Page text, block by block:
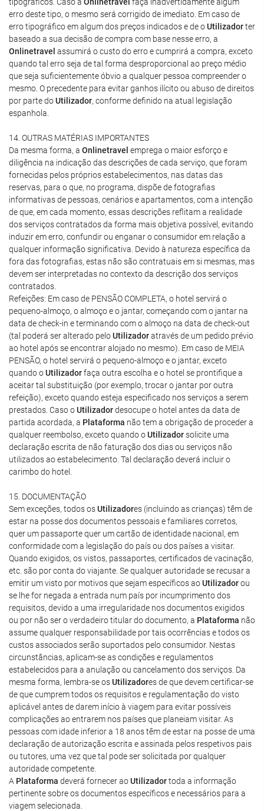
erro deste tipo, o mesmo será corrigido de imediato. Em caso de
erro tipográfico em algum dos preços indicados e de oUtilizadorter
baseado a sua decisão de compra com base nesse erro, a
Onlinetravel assumirá o custo do erro e cumprirá a compra, exceto
quando tal erro seja de tal forma desproporcional ao preço médio
que seja suficientemente óbvio a qualquer pessoa compreender o
mesmo. O precedente para evitar ganhos ilícito ou abuso de direitos
por parte doUtilizador, conforme definido na atual legislação
espanhola.
14. OUTRAS MATÉRIAS IMPORTANTES
Da mesma forma, a Onlinetravel emprega o maior esforço e
diligência na indicação das descrições de cada serviço, que foram
fornecidas pelos próprios estabelecimentos, nas datas das
reservas, para o que, no programa, dispõe de fotografias
informativas de pessoas, cenários e apartamentos, com a intenção
de que, em cada momento, essas descrições reflitam a realidade
dos serviços contratados da forma mais objetiva possível, evitando
induzir em erro, confundir ou enganar o consumidor em relação a
qualquer informação significativa. Devido à natureza específica da
fora das fotografias, estas não são contratuais em si mesmas, mas
devem ser interpretadas no contexto da descrição dos serviços
contratados.
Refeições: Em caso de PENSÃO COMPLETA, o hotel servirá o
pequeno-almoço, o almoço e o jantar, começando com o jantar na
data de check-in e terminando com o almoço na data de check-out
(tal poderá ser alterado peloUtilizadoratravés de um pedido prévio
ao hotel após se encontrar alojado no mesmo). Em caso de MEIA
PENSÃO, o hotel servirá o pequeno-almoço e o jantar, exceto
quando oUtilizadorfaça outra escolha e o hotel se prontifique a
aceitar tal substituição (por exemplo, trocar o jantar por outra
refeição), exceto quando esteja especificado nos serviços a serem
prestados. Caso oUtilizadordesocupe o hotel antes da data de
partida acordada, a Plataforma não tem a obrigação de proceder a
qualquer reembolso, exceto quando oUtilizadorsolicite uma
declaração escrita de não faturação dos dias ou serviços não
utilizados ao estabelecimento. Tal declaração deverá incluir o
carimbo do hotel.
15. DOCUMENTAÇÃO
Sem exceções, todos osUtilizadores (incluindo as crianças) têm de
estar na posse dos documentos pessoais e familiares corretos,
quer um passaporte quer um cartão de identidade nacional, em
conformidade com a legislação do país ou dos países a visitar.
Quando exigidos, os vistos, passaportes, certificados de vacinação,
etc. são por conta do viajante. Se qualquer autoridade se recusar a
emitir um visto por motivos que sejam específicos aoUtilizadorou
se lhe for negada a entrada num país por incumprimento dos
requisitos, devido a uma irregularidade nos documentos exigidos
ou por não ser o verdadeiro titular do documento, a Plataforma não
assume qualquer responsabilidade por tais ocorrências e todos os
custos associados serão suportados pelo consumidor. Nestas
circunstâncias, aplicam-se as condições e regulamentos
estabelecidos para a anulação ou cancelamento dos serviços. Da
mesma forma, lembra-se osUtilizadores de que devem certificar-se
de que cumprem todos os requisitos e regulamentação do visto
aplicável antes de darem início à viagem para evitar possíveis
complicações ao entrarem nos países que planeiam visitar. As
pessoas com idade inferior a 18 anos têm de estar na posse de uma
declaração de autorização escrita e assinada pelos respetivos pais
ou tutores, uma vez que tal pode ser solicitada por qualquer
autoridade competente.
A Plataforma deverá fornecer aoUtilizadortoda a informação
pertinente sobre os documentos específicos e necessários para a
viagem selecionada.